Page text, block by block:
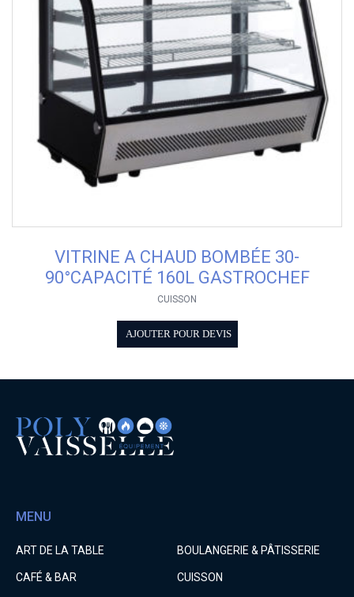
VITRINE A CHAUD BOMBÉE 30-
90°CAPACITÉ 160L GASTROCHEF
CUISSON
AJOUTER POUR DEVIS
MENU
ART DE LA TABLE BOULANGERIE & PÂTISSERIE
CAFÉ & BAR CUISSON